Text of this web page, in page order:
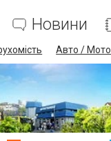
Новини
Авто / Мото